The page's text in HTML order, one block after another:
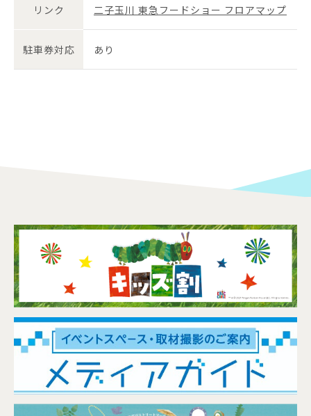
リンク 二子玉川 東急フードショー フロアマップ
駐車券対応 あり